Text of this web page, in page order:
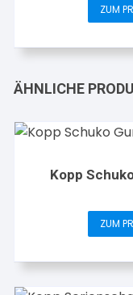
ZUM
ÄHNLICHE
Kopp
ZUM